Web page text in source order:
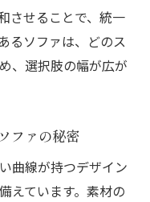
させることで、統一
るソファは、どのス
、選択肢の幅が広が
ファの秘密
曲線が持つデザイン
えています。素材の